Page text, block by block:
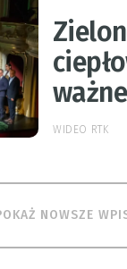
WIDEO RTK
NOWSZE